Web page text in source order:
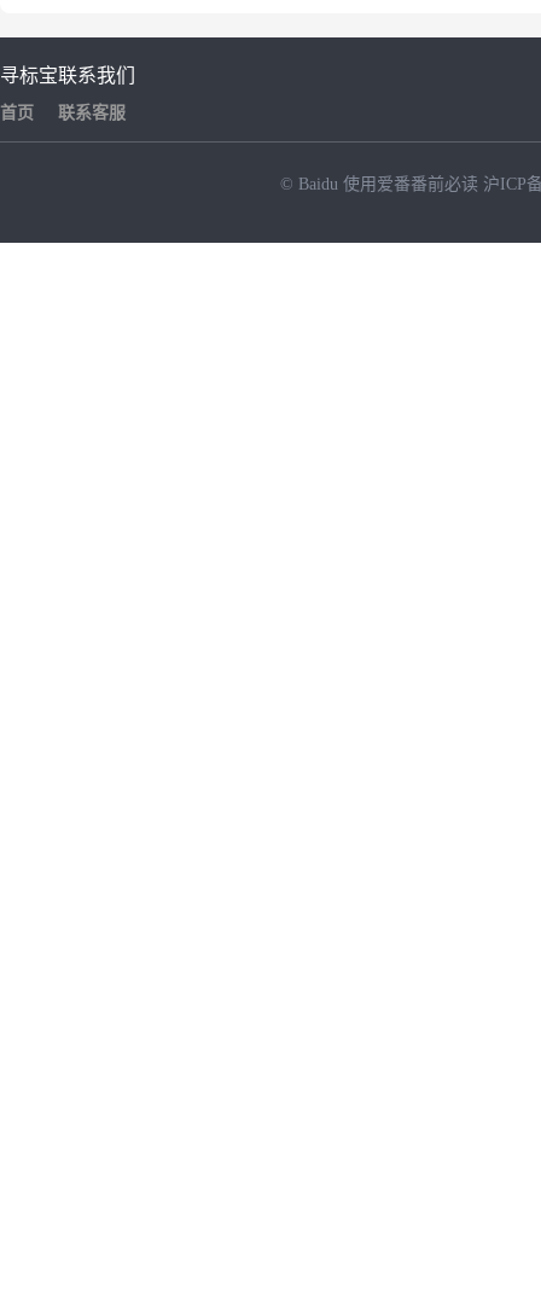
寻标宝
首页
联系我们
联系客服
© Baidu 使用爱番番前必读 沪ICP